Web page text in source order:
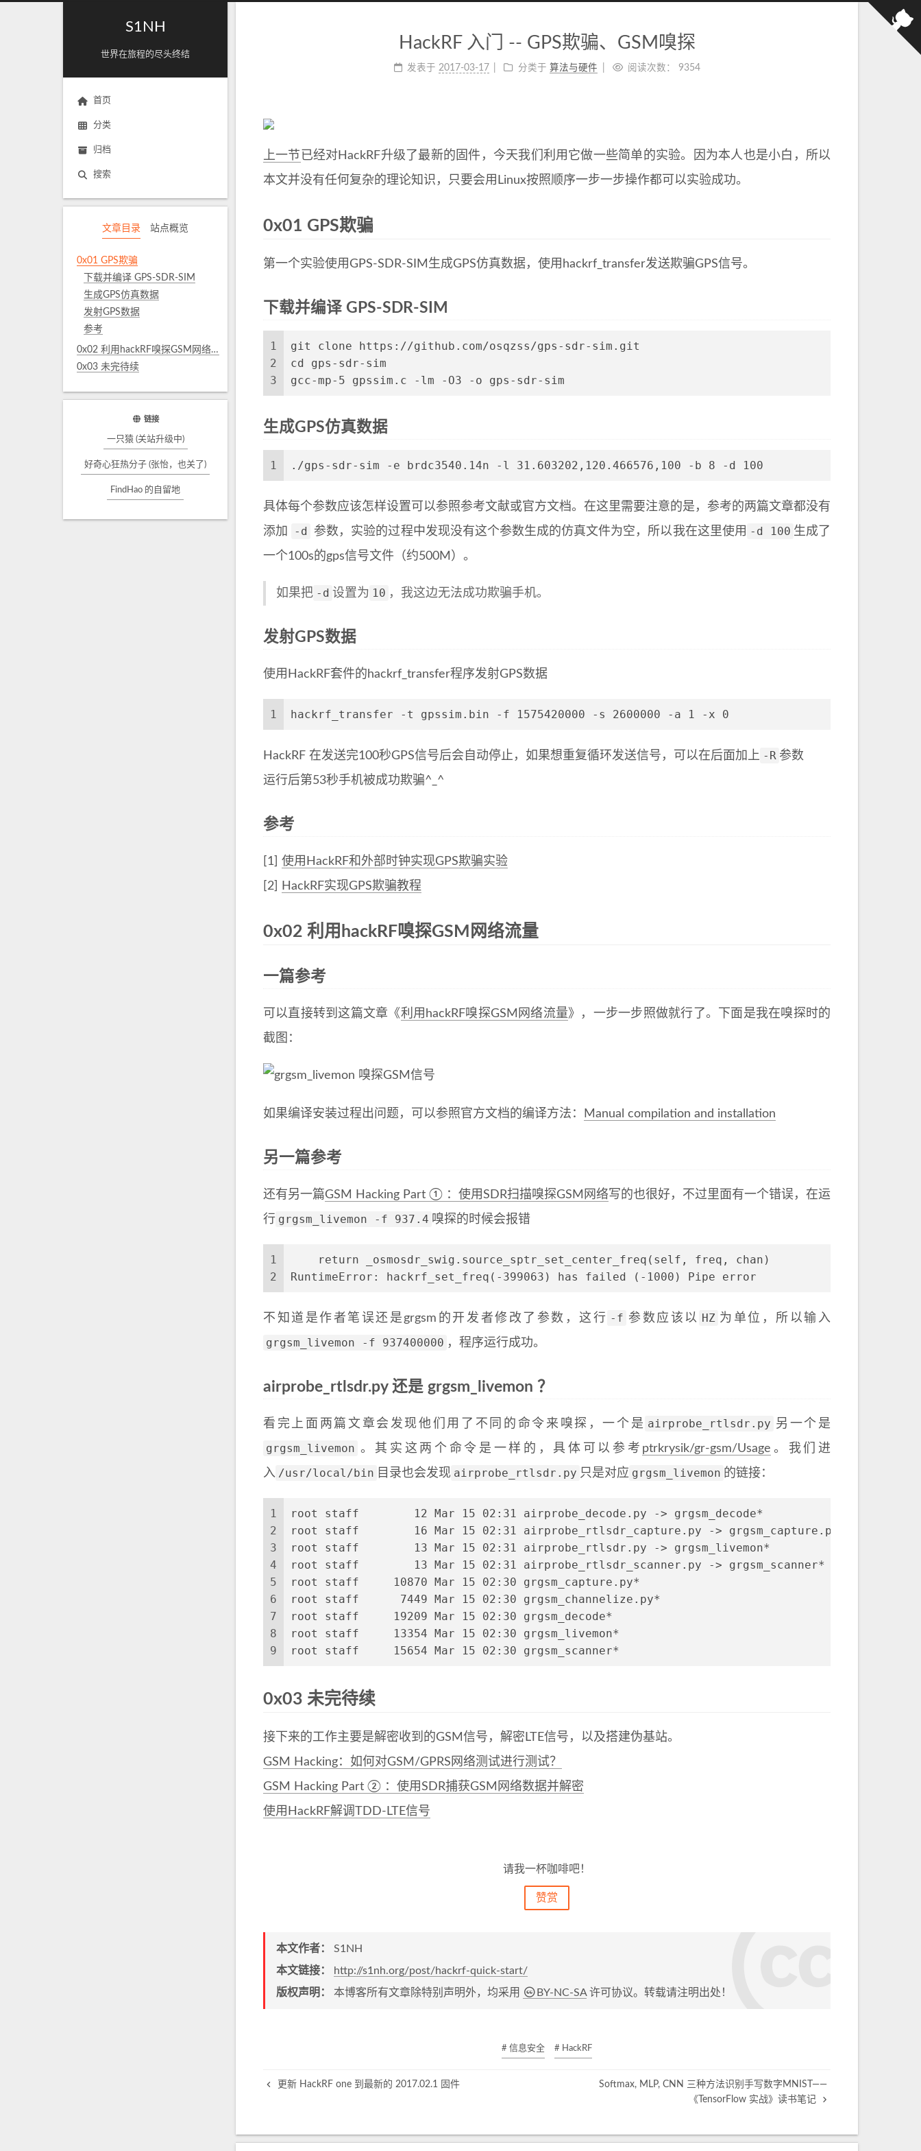
S1NH
世界在旅程的尽头终结
首页
分类
归档
搜索
文章目录 站点概览
0x01 GPS欺骗
下载并编译 GPS-SDR-SIM
生成GPS仿真数据
发射GPS数据
参考
0x02 利用hackRF嗅探GSM网络流量
0x03 未完待续
链接
一只猿 (关站升级中)
好奇心狂热分子 (张怡，也关了)
FindHao 的自留地
HackRF 入门 -- GPS欺骗、GSM嗅探
发表于 2017-03-17 分类于 算法与硬件 阅读次数： 9354
上一节 已经对HackRF升级了最新的固件，今天我们利用它做一些简单的实验。因为本人也是小白，所以
本文并没有任何复杂的理论知识，只要会用Linux按照顺序一步一步操作都可以实验成功。
0x01 GPS欺骗
第一个实验使用GPS-SDR-SIM生成GPS仿真数据，使用hackrf_transfer发送欺骗GPS信号。
下载并编译 GPS-SDR-SIM
1
2
3
git clone https://github.com/osqzss/gps-sdr-sim.git
cd gps-sdr-sim
gcc-mp-5 gpssim.c -lm -O3 -o gps-sdr-sim
生成GPS仿真数据
1 ./gps-sdr-sim -e brdc3540.14n -l 31.603202,120.466576,100 -b 8 -d 100
具体每个参数应该怎样设置可以参照参考文献或官方文档。在这里需要注意的是，参考的两篇文章都没有
添加
-d 参数，实验的过程中发现没有这个参数生成的仿真文件为空，所以我在这里使用 -d 100 生成了
一个100s的gps信号文件（约500M）。
如果把 -d 设置为 10 ，我这边无法成功欺骗手机。
发射GPS数据
使用HackRF套件的hackrf_transfer程序发射GPS数据
1 hackrf_transfer -t gpssim.bin -f 1575420000 -s 2600000 -a 1 -x 0
HackRF 在发送完100秒GPS信号后会自动停止，如果想重复循环发送信号，可以在后面加上 -R 参数
运行后第53秒手机被成功欺骗^_^
参考
[1] 使用HackRF和外部时钟实现GPS欺骗实验
[2]
HackRF实现GPS欺骗教程
0x02 利用hackRF嗅探GSM网络流量
一篇参考
可以直接转到这篇文章《利用hackRF嗅探GSM网络流量》，一步一步照做就行了。下面是我在嗅探时的
截图：
如果编译安装过程出问题，可以参照官方文档的编译方法： Manual compilation and installation
另一篇参考
还有另一篇GSM Hacking Part ① ：使用SDR扫描嗅探GSM网络写的也很好，不过里面有一个错误，在运
行 grgsm_livemon -f 937.4 嗅探的时候会报错
1
2
    return _osmosdr_swig.source_sptr_set_center_freq(self, freq, chan)
RuntimeError: hackrf_set_freq(-399063) has failed (-1000) Pipe error
不知道是作者笔误还是grgsm的开发者修改了参数，这行 -f 参数应该以 HZ 为单位，所以输入
grgsm_livemon -f 937400000 ，程序运行成功。
airprobe_rtlsdr.py 还是 grgsm_livemon ？
看完上面两篇文章会发现他们用了不同的命令来嗅探，一个是 airprobe_rtlsdr.py 另一个是
grgsm_livemon 。其实这两个命令是一样的，具体可以参考 ptrkrysik/gr-gsm/Usage 。我们进
入 /usr/local/bin 目录也会发现 airprobe_rtlsdr.py 只是对应 grgsm_livemon 的链接：
1
2
3
4
5
6
7
8
9
root staff        12 Mar 15 02:31 airprobe_decode.py -> grgsm_decode*
root staff        16 Mar 15 02:31 airprobe_rtlsdr_capture.py -> grgsm_capture.py*
root staff        13 Mar 15 02:31 airprobe_rtlsdr.py -> grgsm_livemon*
root staff        13 Mar 15 02:31 airprobe_rtlsdr_scanner.py -> grgsm_scanner*
root staff     10870 Mar 15 02:30 grgsm_capture.py*
root staff      7449 Mar 15 02:30 grgsm_channelize.py*
root staff     19209 Mar 15 02:30 grgsm_decode*
root staff     13354 Mar 15 02:30 grgsm_livemon*
root staff     15654 Mar 15 02:30 grgsm_scanner*
0x03 未完待续
接下来的工作主要是解密收到的GSM信号，解密LTE信号，以及搭建伪基站。
GSM Hacking：如何对GSM/GPRS网络测试进行测试？
GSM Hacking Part ② ：使用SDR捕获GSM网络数据并解密
使用HackRF解调TDD-LTE信号
请我一杯咖啡吧！
赞赏
本文作者： S1NH
本文链接：
http://s1nh.org/post/hackrf-quick-start/
版权声明： 本博客所有文章除特别声明外，均采用 BY-NC-SA许可协议。转载请注明出处！
# 信息安全 # HackRF
更新 HackRF one 到最新的 2017.02.1 固件
Softmax, MLP, CNN 三种方法识别手写数字MNIST——
《TensorFlow 实战》读书笔记